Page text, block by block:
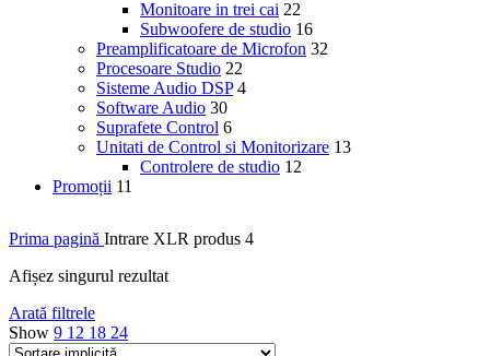
Monitoare in trei cai 22
Subwoofere de studio 16
Preamplificatoare de Microfon 32
Procesoare Studio 22
Sisteme Audio DSP 4
Software Audio 30
Suprafete Control 6
Unitati de Control si Monitorizare 13
Controlere de studio 12
Promoții 11
Prima pagină Intrare XLR produs 4
Afișez singurul rezultat
Arată filtrele
Show 9 12 18 24